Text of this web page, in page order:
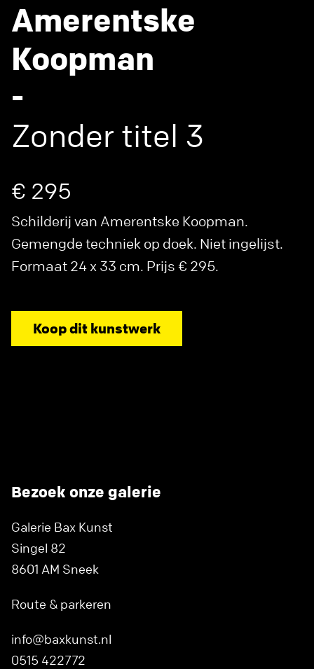
Amerentske
Koopman
-
Zonder titel 3
€ 295
Schilderij van Amerentske Koopman.
Gemengde techniek op doek. Niet ingelijst.
Formaat 24 x 33 cm. Prijs € 295.
Koop dit kunstwerk
Bezoek onze galerie
Galerie Bax Kunst
Singel 82
8601 AM Sneek
Route & parkeren
info@baxkunst.nl
0515 422772